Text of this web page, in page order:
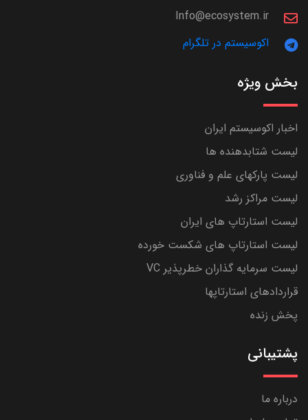
Info@ecosystem.ir
اکوسیستم در تلگرام
بخش ویژه
اخبار اکوسیستم ایران
لیست شتابدهنده ها
لیست پارکهای علم و فناوری
لیست مراکز رشد
لیست استارتاپ های ایران
لیست استارتاپ های شکست خورده
لیست سرمایه گذاران خطرپذیر VC
قراردادهای استارتاپها
پخش زنده
پشتیبانی
درباره ما